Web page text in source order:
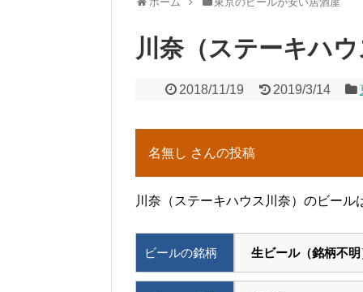
川奈（ステーキハ
2018/11/19 2019/3/14
名無し さんの投稿
川奈（ステーキハウス川奈）のビー
ビールの銘柄 生ビール（銘柄不明